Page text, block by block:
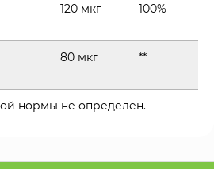
120 мкг 100%
80 мкг **
нормы не определен.